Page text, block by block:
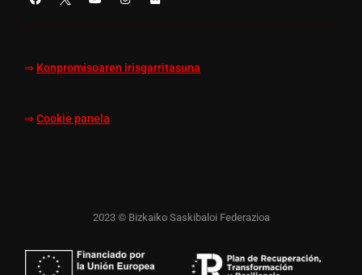
⇒ Konpromisoaren irisgarritasuna
⇒ Cookie panela
2023 © Bizkaiko Saskibaloi Federazioa